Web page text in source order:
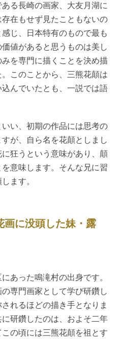
る長崎の画家、大友月湖に
在もせず見たこともないの
じ、日本特有のもので最も
値があると思うものは美し
を専門に描くことを決め描
このことから、三熊花顛は
んでいたとも、一説では語
い、初期の作品には思考の
が、自ら名を花顛としまし
狂うという意味があり、顛
意味します。そんな兄に習
ます。
画に没頭した妹・露
あった鳴滝村の出身です。
専門画家として学び研鑽し
れるほどの描き手となりま
研鑽したのは、およそ二年
の頃には三熊花顛を祖とす